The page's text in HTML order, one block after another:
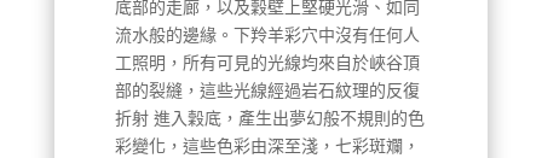
底部的走廊，以及穀壁上堅硬光滑、如同
流水般的邊緣。下羚羊彩穴中沒有任何人
工照明，所有可見的光線均來自於峽谷頂
部的裂縫，這些光線經過岩石紋理的反復
折射 進入穀底，產生出夢幻般不規則的色
彩變化，這些色彩由深至淺，七彩斑斕，